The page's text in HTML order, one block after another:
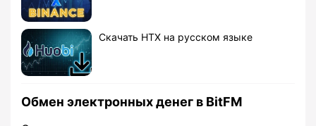
Скачать HTX на русском языке
Обмен электронных денег в BitFM